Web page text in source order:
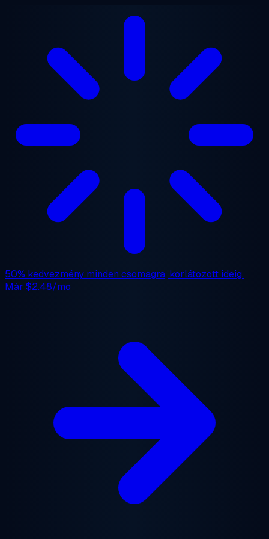
50% kedvezmény minden csomagra, korlátozott ideig.
Már $2.48/mo